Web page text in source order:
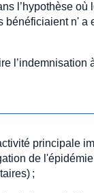
l’hypothèse
n'
principale
de
;